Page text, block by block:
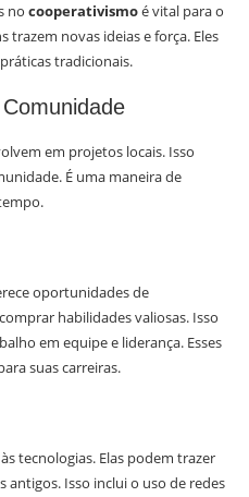
no cooperativismoé vital para o
trazem novas ideias e força. Eles
tradicionais.
em projetos locais. Isso
É uma maneira de
oportunidades de
habilidades valiosas. Isso
em equipe e liderança. Esses
suas carreiras.
tecnologias. Elas podem trazer
antigos. Isso inclui o uso de redes